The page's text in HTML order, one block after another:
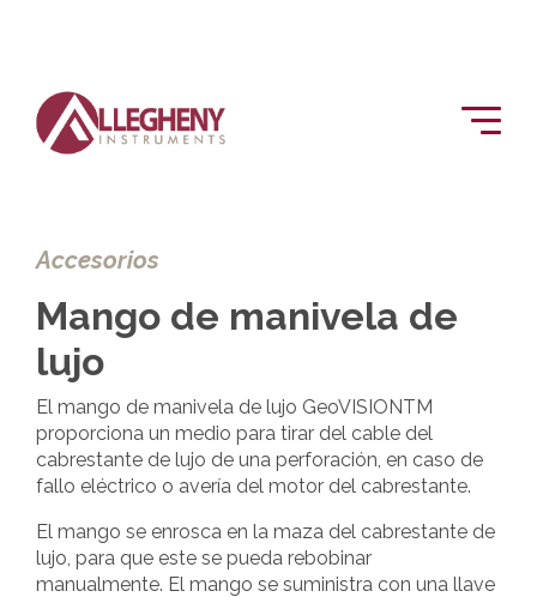
Accesorios
Mango de manivela de
lujo
El mango de manivela de lujo GeoVISIONTM
proporciona un medio para tirar del cable del
cabrestante de lujo de una perforación, en caso de
fallo eléctrico o avería del motor del cabrestante.
El mango se enrosca en la maza del cabrestante de
lujo, para que este se pueda rebobinar
manualmente. El mango se suministra con una llave